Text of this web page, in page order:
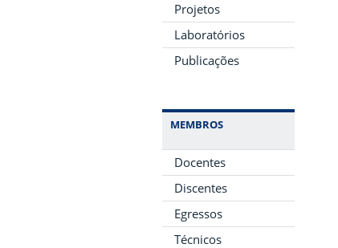
Projetos
Laboratórios
Publicações
MEMBROS
Docentes
Discentes
Egressos
Técnicos